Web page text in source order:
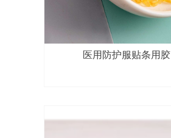
医用防护服贴条用胶